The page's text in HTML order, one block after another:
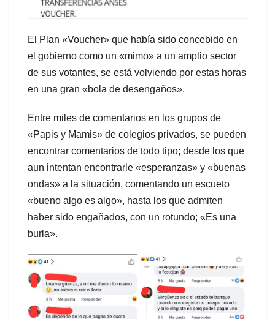
El Plan «Voucher» que había sido concebido en
el gobierno como un «mimo» a un amplio sector
de sus votantes, se está volviendo por estas horas
en una gran «bola de desengaños».
Entre miles de comentarios en los grupos de
«Papis y Mamis» de colegios privados, se pueden
encontrar comentarios de todo tipo; desde los que
aun intentan encontrarle «esperanzas» y «buenas
ondas» a la situación, comentando un escueto
«bueno algo es algo», hasta los que admiten
haber sido engañados, con un rotundo; «Es una
burla».